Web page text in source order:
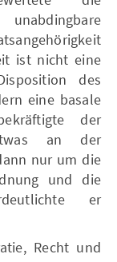
ist nicht eine
des
eine basale
der
an der
nur um die
und die
er
Recht und